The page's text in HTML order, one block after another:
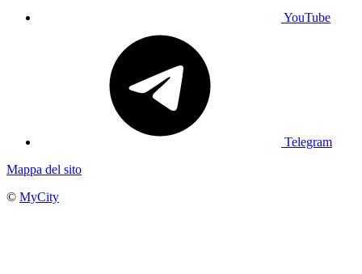
YouTube
Telegram
Mappa del sito
© MyCity